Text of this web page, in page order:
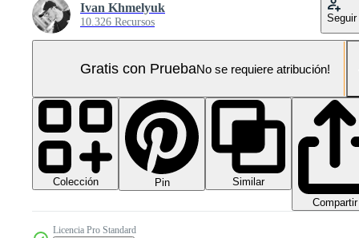
Ivan Khmelyuk
10.326 Recursos Seguir
Gratis con PruebaNo se requiere atribución!
Colección Pin
Similar
Compartir
Licencia Pro Standard